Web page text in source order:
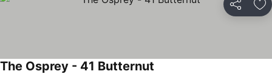
Partager
The Osprey - 41 Butternut